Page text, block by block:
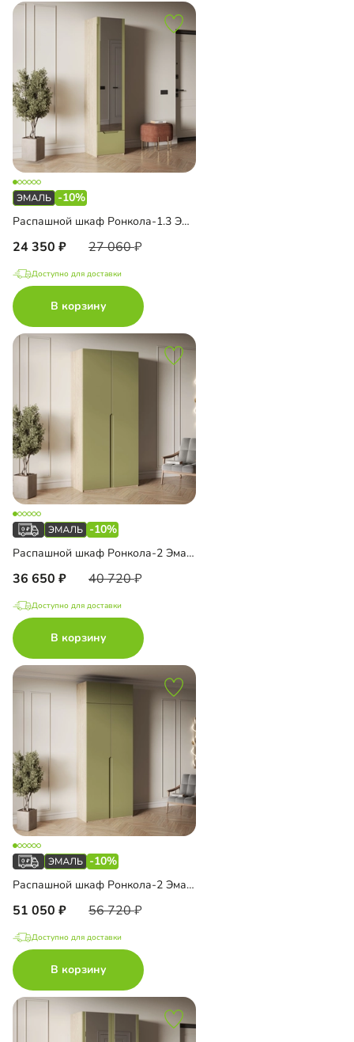
-10%
Распашной шкаф Ронкола-1.3 Эмаль с зеркалом
24 350 27 060
Доступно для доставки
В корзину
-10%
Распашной шкаф Ронкола-2 Эмаль
36 650 40 720
Доступно для доставки
В корзину
-10%
Распашной шкаф Ронкола-2 Эмаль с антресолью
51 050 56 720
Доступно для доставки
В корзину